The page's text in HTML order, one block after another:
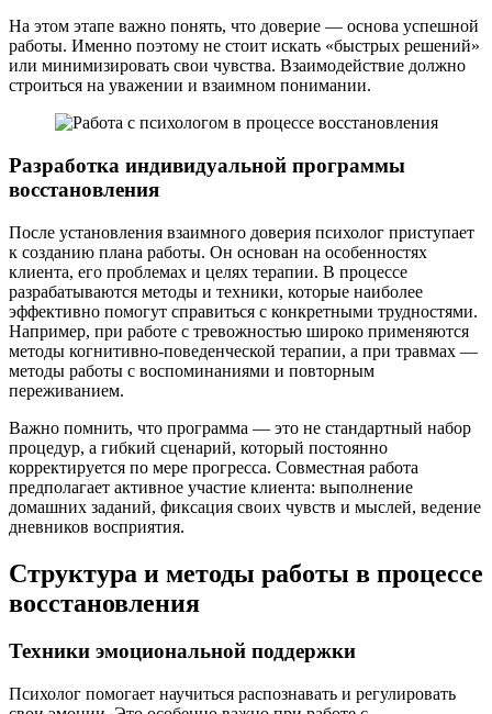
На этом этапе важно понять, что доверие — основа успешной
работы. Именно поэтому не стоит искать «быстрых решений»
или минимизировать свои чувства. Взаимодействие должно
строиться на уважении и взаимном понимании.
Разработка индивидуальной программы
восстановления
После установления взаимного доверия психолог приступает
к созданию плана работы. Он основан на особенностях
клиента, его проблемах и целях терапии. В процессе
разрабатываются методы и техники, которые наиболее
эффективно помогут справиться с конкретными трудностями.
Например, при работе с тревожностью широко применяются
методы когнитивно-поведенческой терапии, а при травмах —
методы работы с воспоминаниями и повторным
переживанием.
Важно помнить, что программа — это не стандартный набор
процедур, а гибкий сценарий, который постоянно
корректируется по мере прогресса. Совместная работа
предполагает активное участие клиента: выполнение
домашних заданий, фиксация своих чувств и мыслей, ведение
дневников восприятия.
Структура и методы работы в процессе
восстановления
Техники эмоциональной поддержки
Психолог помогает научиться распознавать и регулировать